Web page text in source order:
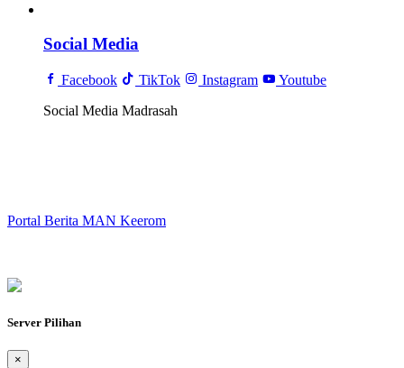
Social Media
Facebook TikTok Instagram
Youtube
Social Media Madrasah
Portal Berita MAN Keerom
Server Pilihan
×